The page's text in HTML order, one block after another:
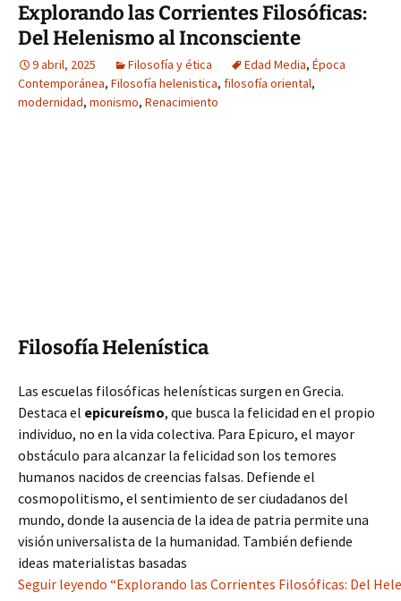
Explorando las Corrientes Filosóficas:
Del Helenismo al Inconsciente
9 abril, 2025 Filosofía y ética Edad Media, Época
Contemporánea, Filosofía helenistica, filosofía oriental,
modernidad, monismo, Renacimiento
Filosofía Helenística
Las escuelas filosóficas helenísticas surgen en Grecia.
Destaca el epicureísmo, que busca la felicidad en el propio
individuo, no en la vida colectiva. Para Epicuro, el mayor
obstáculo para alcanzar la felicidad son los temores
humanos nacidos de creencias falsas. Defiende el
cosmopolitismo, el sentimiento de ser ciudadanos del
mundo, donde la ausencia de la idea de patria permite una
visión universalista de la humanidad. También defiende
ideas materialistas basadas
Seguir leyendo “Explorando las Corrientes Filosóficas: Del